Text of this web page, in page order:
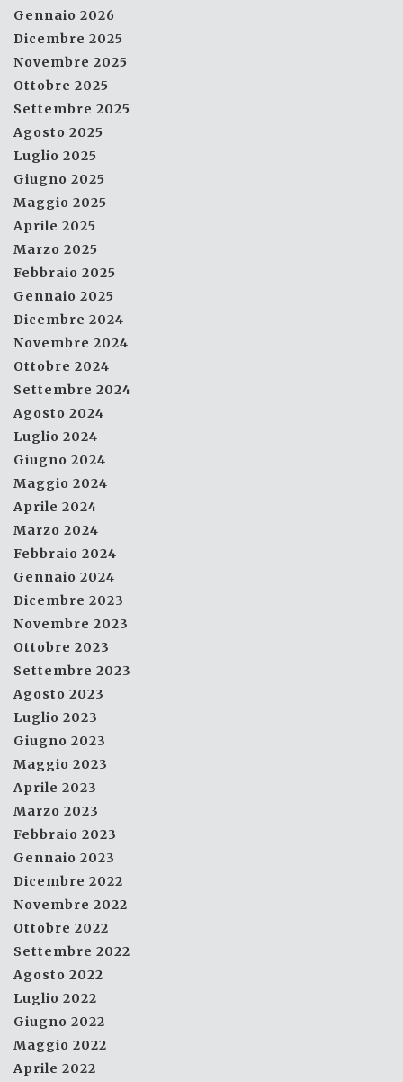
Gennaio 2026
Dicembre 2025
Novembre 2025
Ottobre 2025
Settembre 2025
Agosto 2025
Luglio 2025
Giugno 2025
Maggio 2025
Aprile 2025
Marzo 2025
Febbraio 2025
Gennaio 2025
Dicembre 2024
Novembre 2024
Ottobre 2024
Settembre 2024
Agosto 2024
Luglio 2024
Giugno 2024
Maggio 2024
Aprile 2024
Marzo 2024
Febbraio 2024
Gennaio 2024
Dicembre 2023
Novembre 2023
Ottobre 2023
Settembre 2023
Agosto 2023
Luglio 2023
Giugno 2023
Maggio 2023
Aprile 2023
Marzo 2023
Febbraio 2023
Gennaio 2023
Dicembre 2022
Novembre 2022
Ottobre 2022
Settembre 2022
Agosto 2022
Luglio 2022
Giugno 2022
Maggio 2022
Aprile 2022